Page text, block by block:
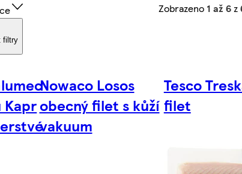
Zobrazeno 1 až 6z
filtry
Kapr
Nowaco Losos
obecný filet s kůží
vakuum
Tesco
filet